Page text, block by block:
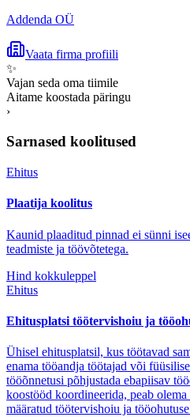
Addenda OÜ
Vaata firma profiili
✨
Vajan seda oma tiimile
Aitame koostada päringu
›
Sarnased koolitused
Ehitus
Plaatija koolitus
Kaunid plaaditud pinnad ei sünni
teadmiste ja töövõtetega.
Hind kokkuleppel
Ehitus
Ehitusplatsi töötervishoiu ja
Ühisel ehitusplatsil, kus töötavad
enama tööandja töötajad või
tööõnnetusi põhjustada ebapiisav
koostööd koordineerida, peab
määratud töötervishoiu ja